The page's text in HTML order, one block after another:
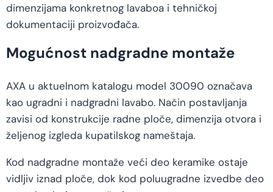
dimenzijama konkretnog lavaboa i tehničkoj
dokumentaciji proizvođača.
Mogućnost nadgradne montaže
AXA u aktuelnom katalogu model 30090 označava
kao ugradni i nadgradni lavabo. Način postavljanja
zavisi od konstrukcije radne ploče, dimenzija otvora i
željenog izgleda kupatilskog nameštaja.
Kod nadgradne montaže veći deo keramike ostaje
vidljiv iznad ploče, dok kod poluugradne izvedbe deo